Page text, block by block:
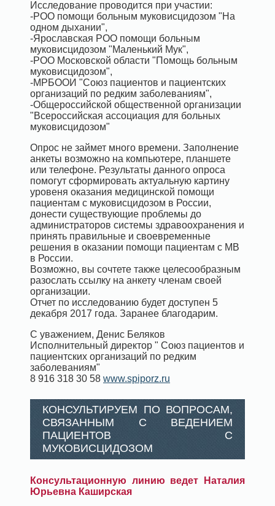
Исследование проводится при участии:
-РОО помощи больным муковисцидозом "На
одном дыхании",
-Ярославская РОО помощи больным
муковисцидозом "Маленький Мук",
-РОО Московской области "Помощь больным
муковисцидозом",
-МРБООИ "Союз пациентов и пациентских
организаций по редким заболеваниям",
-Общероссийской общественной организации
"Всероссийская ассоциация для больных
муковисцидозом"
Опрос не займет много времени. Заполнение
анкеты возможно на компьютере, планшете
или телефоне. Результаты данного опроса
помогут сформировать актуальную картину
уровеня оказания медицинской помощи
пациентам с муковисцидозом в России,
донести существующие проблемы до
администраторов системы здравоохранения и
принять правильные и своевременные
решения в оказании помощи пациентам с МВ
в России.
Возможно, вы сочтете также целесообразным
разослать ссылку на анкету членам своей
организации.
Отчет по исследованию будет доступен 5
декабря 2017 года. Заранее благодарим.
С уважением, Денис Беляков
Исполнительный директор " Союз пациентов и
пациентских организаций по редким
заболеваниям"
8 916 318 30 58 www.spiporz.ru
КОНСУЛЬТИРУЕМ ПО ВОПРОСАМ,
СВЯЗАННЫМ С ВЕДЕНИЕМ
ПАЦИЕНТОВ С
МУКОВИСЦИДОЗОМ
Консультационную линию ведет Наталия
Юрьевна Каширская